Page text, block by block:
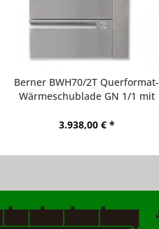
Berner BWH70/2T Querformat-
Wärmeschublade GN 1/1 mit
3.938,00 € *